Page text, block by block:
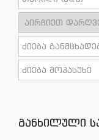
განხილული